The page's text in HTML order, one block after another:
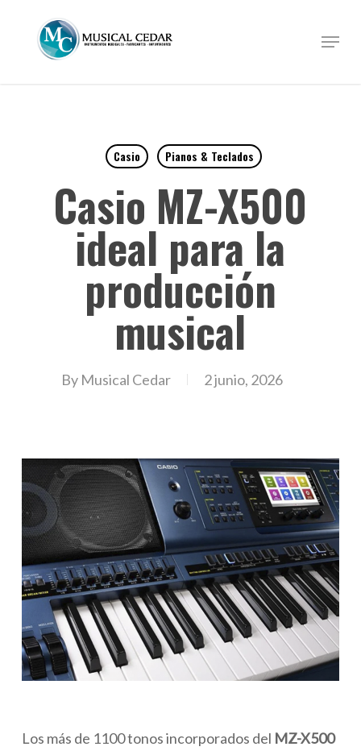
Menu
Casio Pianos & Teclados
Casio MZ-X500
ideal para la
producción
musical
By Musical Cedar 2 junio, 2026
Los más de 1100 tonos incorporados del MZ-X500
Close